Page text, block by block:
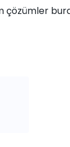
çözümler